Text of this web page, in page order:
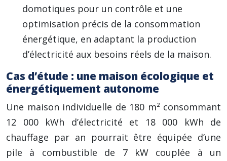
domotiques pour un contrôle et une
optimisation précis de la consommation
énergétique, en adaptant la production
d’électricité aux besoins réels de la maison.
Cas d’étude : une maison écologique et
énergétiquement autonome
Une maison individuelle de 180 m² consommant
12 000 kWh d’électricité et 18 000 kWh de
chauffage par an pourrait être équipée d’une
pile à combustible de 7 kW couplée à un